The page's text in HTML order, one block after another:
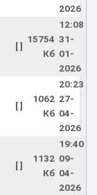
2026
[ ]
15754
Кб
12:08
31-
01-
2026
[ ]
1062
Кб
20:23
27-
04-
2026
[ ]
1132
Кб
19:40
09-
04-
2026